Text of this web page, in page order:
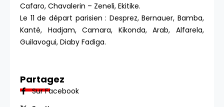
Cafaro, Chavalerin – Zeneli, Ekitike.
Le 11 de départ parisien : Desprez, Bernauer, Bamba,
Kanté, Hadjam, Camara, Kikonda, Arab, Alfarela,
Guilavogui, Diaby Fadiga.
Partagez
Sur Facebook